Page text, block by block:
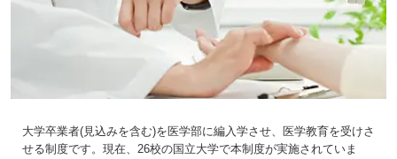
大学卒業者(見込みを含む)を医学部に編入学させ、医学教育を受けさ
せる制度です。現在、26校の国立大学で本制度が実施されていま